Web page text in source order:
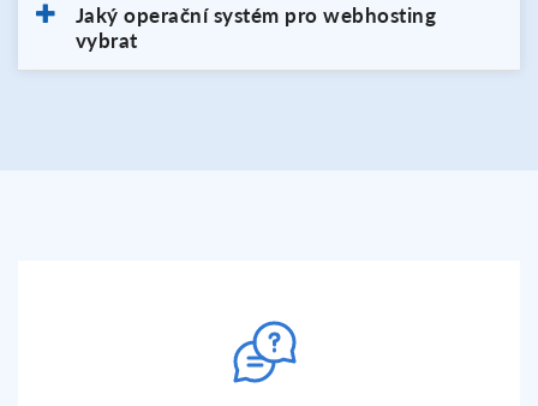
Jaký operační systém pro webhosting
vybrat